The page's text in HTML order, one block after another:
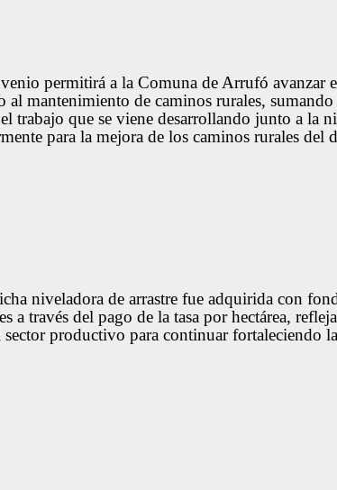
permitirá a la Comuna de Arrufó avanzar
al mantenimiento de caminos rurales,
trabajo que se viene desarrollando junto a la
para la mejora de los caminos rurales del
niveladora de arrastre fue adquirida con
a través del pago de la tasa por hectárea,
productivo para continuar fortaleciendo